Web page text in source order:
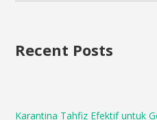
Recent Posts
Karantina Tahfiz Efektif untuk